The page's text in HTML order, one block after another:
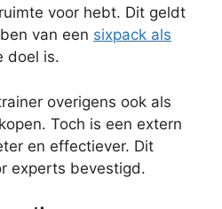
voor hebt. Dit geldt
van een sixpack als
doel is.
overigens ook als
Toch is een extern
en effectiever. Dit
experts bevestigd.